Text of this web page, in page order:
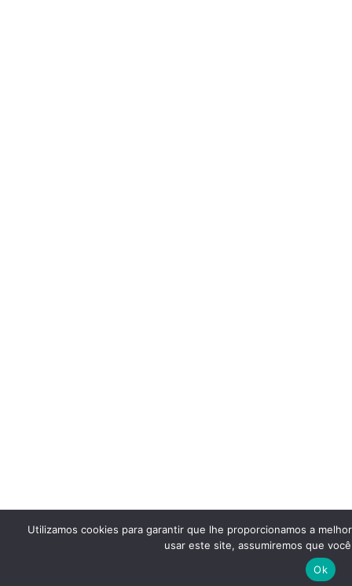
Utilizamos cookies para garantir que lhe proporcionamos a
usar este site, assumiremos que
Ok